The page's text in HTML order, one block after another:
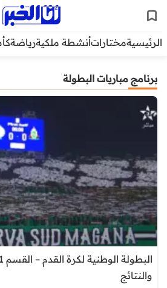
الرئيسيةمختاراتأنشطة ملكيةرياضة
برنامج مباريات البطولة
والنتائج